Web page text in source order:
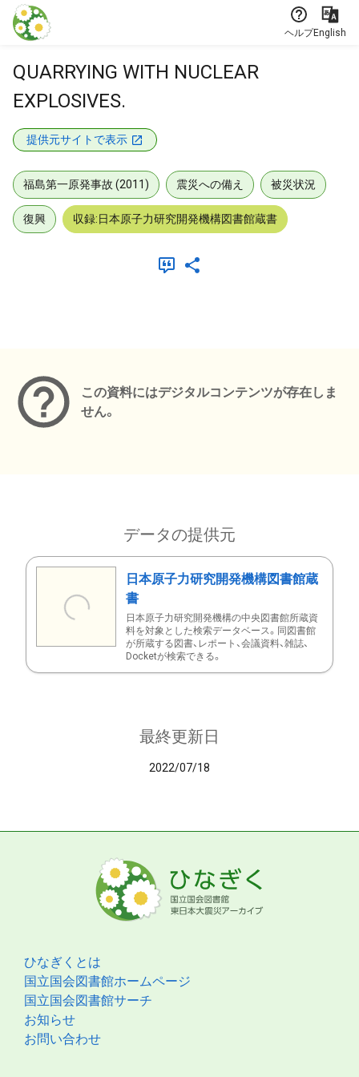
本文に飛ぶ
ヘルプEnglish
QUARRYING WITH NUCLEAR
EXPLOSIVES.
提供元サイトで表示
福島第一原発事故 (2011) 震災への備え 被災状況
復興 収録:日本原子力研究開発機構図書館蔵書
この資料にはデジタルコンテンツが存在しま
せん。
データの提供元
日本原子力研究開発機構図書館蔵
書
日本原子力研究開発機構の中央図書館所蔵資
料を対象とした検索データベース。同図書館
が所蔵する図書、レポート、会議資料、雑誌、
Docketが検索できる。
最終更新日
2022/07/18
ひなぎくとは
国立国会図書館ホームページ
国立国会図書館サーチ
お知らせ
お問い合わせ